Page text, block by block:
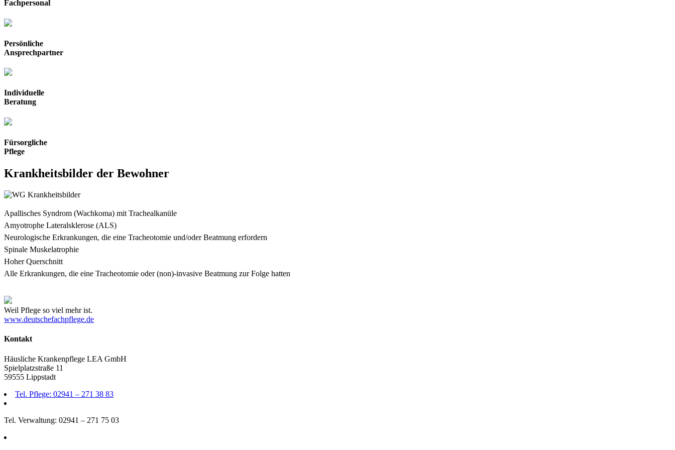
Fachpersonal
Persönliche
Ansprechpartner
Individuelle
Beratung
Fürsorgliche
Pflege
Krankheitsbilder der Bewohner
Apallisches Syndrom (Wachkoma) mit Trachealkanüle
Amyotrophe Lateralsklerose (ALS)
Neurologische Erkrankungen, die eine Tracheotomie und/oder Beatmung erfordern
Spinale Muskelatrophie
Hoher Querschnitt
Alle Erkrankungen, die eine Tracheotomie oder (non)-invasive Beatmung zur Folge hatten
Weil Pflege so viel mehr ist.
www.deutschefachpflege.de
Kontakt
Häusliche Krankenpflege LEA GmbH
Spielplatzstraße 11
59555 Lippstadt
Tel. Pflege: 02941 – 271 38 83
Tel. Verwaltung: 02941 – 271 75 03